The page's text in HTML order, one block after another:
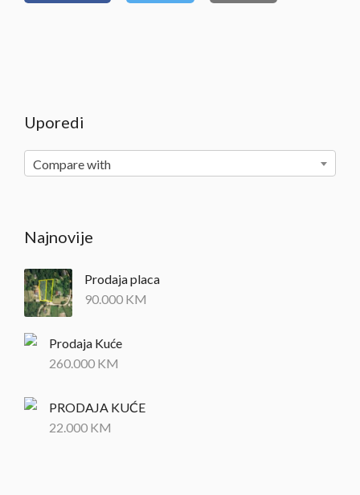
Uporedi
Compare with
Najnovije
Prodaja placa
90.000 KM
Prodaja Kuće
260.000 KM
PRODAJA KUĆE
22.000 KM